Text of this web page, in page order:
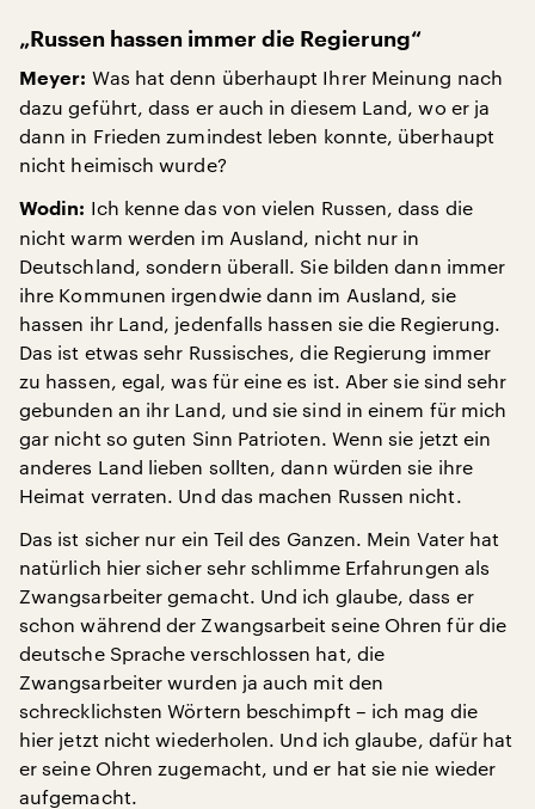
„Russen hassen immer die Regierung“
Meyer: Was hat denn überhaupt Ihrer Meinung nach
dazu geführt, dass er auch in diesem Land, wo er ja
dann in Frieden zumindest leben konnte, überhaupt
nicht heimisch wurde?
Wodin: Ich kenne das von vielen Russen, dass die
nicht warm werden im Ausland, nicht nur in
Deutschland, sondern überall. Sie bilden dann immer
ihre Kommunen irgendwie dann im Ausland, sie
hassen ihr Land, jedenfalls hassen sie die Regierung.
Das ist etwas sehr Russisches, die Regierung immer
zu hassen, egal, was für eine es ist. Aber sie sind sehr
gebunden an ihr Land, und sie sind in einem für mich
gar nicht so guten Sinn Patrioten. Wenn sie jetzt ein
anderes Land lieben sollten, dann würden sie ihre
Heimat verraten. Und das machen Russen nicht.
Das ist sicher nur ein Teil des Ganzen. Mein Vater hat
natürlich hier sicher sehr schlimme Erfahrungen als
Zwangsarbeiter gemacht. Und ich glaube, dass er
schon während der Zwangsarbeit seine Ohren für die
deutsche Sprache verschlossen hat, die
Zwangsarbeiter wurden ja auch mit den
schrecklichsten Wörtern beschimpft – ich mag die
hier jetzt nicht wiederholen. Und ich glaube, dafür hat
er seine Ohren zugemacht, und er hat sie nie wieder
aufgemacht.